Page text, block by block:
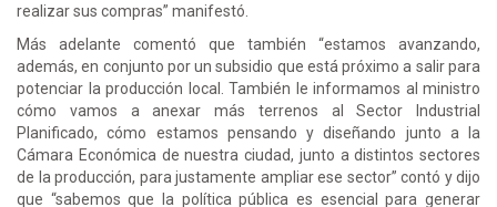
realizar sus compras” manifestó.
Más adelante comentó que también “estamos avanzando,
además, en conjunto por un subsidio que está próximo a salir para
potenciar la producción local. También le informamos al ministro
cómo vamos a anexar más terrenos al Sector Industrial
Planificado, cómo estamos pensando y diseñando junto a la
Cámara Económica de nuestra ciudad, junto a distintos sectores
de la producción, para justamente ampliar ese sector” contó y dijo
que “sabemos que la política pública es esencial para generar